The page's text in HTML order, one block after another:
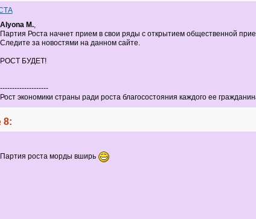
Alyona M.,
Партия Роста начнет прием в свои ряды с открытием общественной
Следите за новостями на данном сайте.
РОСТ БУДЕТ!
--------------------
Рост экономики страны ради роста благосостояния каждого ее
8:
Партия роста морды вширь